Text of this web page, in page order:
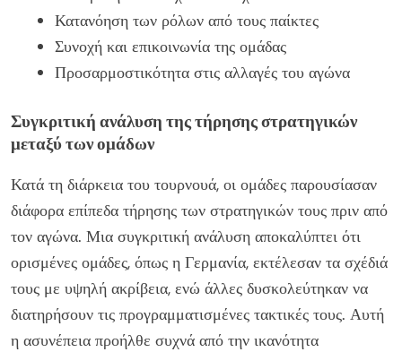
Κατανόηση των ρόλων από τους παίκτες
Συνοχή και επικοινωνία της ομάδας
Προσαρμοστικότητα στις αλλαγές του αγώνα
Συγκριτική ανάλυση της τήρησης στρατηγικών
μεταξύ των ομάδων
Κατά τη διάρκεια του τουρνουά, οι ομάδες παρουσίασαν
διάφορα επίπεδα τήρησης των στρατηγικών τους πριν από
τον αγώνα. Μια συγκριτική ανάλυση αποκαλύπτει ότι
ορισμένες ομάδες, όπως η Γερμανία, εκτέλεσαν τα σχέδιά
τους με υψηλή ακρίβεια, ενώ άλλες δυσκολεύτηκαν να
διατηρήσουν τις προγραμματισμένες τακτικές τους. Αυτή
η ασυνέπεια προήλθε συχνά από την ικανότητα